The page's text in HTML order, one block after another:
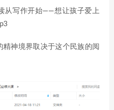
从写作开始——想让孩子爱上
神境界取决于这个民族的阅